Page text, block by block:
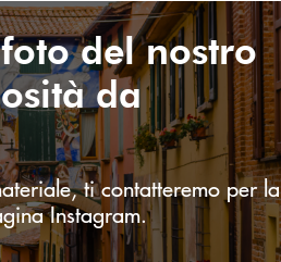
del nostro
da
ti contatteremo per la
Instagram.